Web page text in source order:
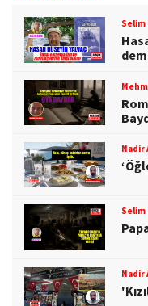
Selim
Nadir
Selim
Nadir